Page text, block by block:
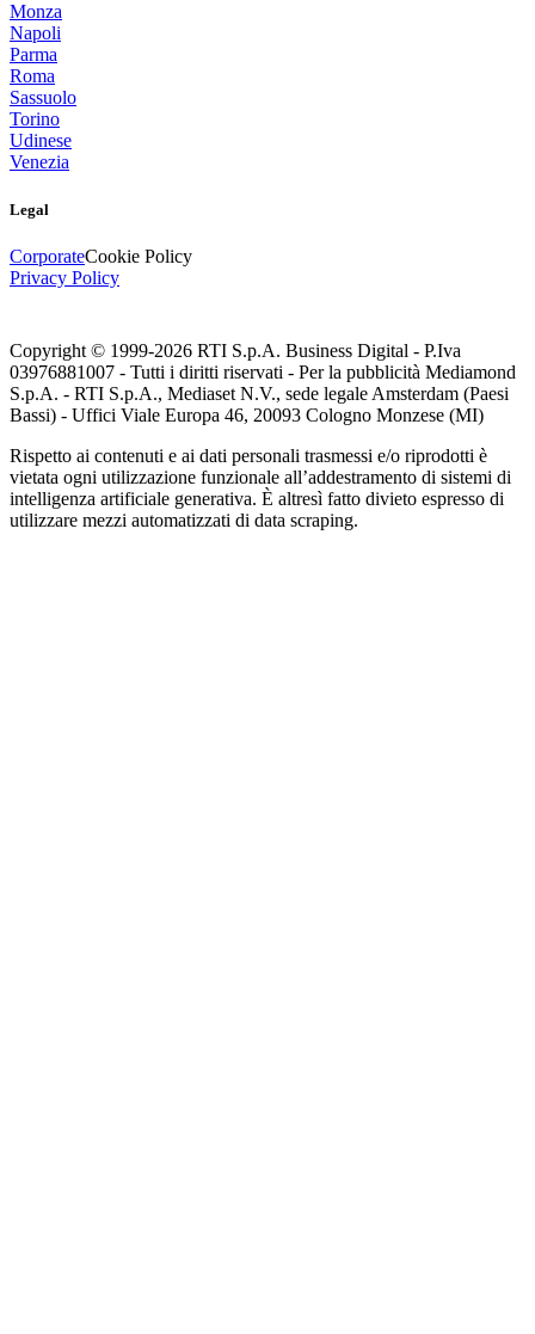
Monza
Napoli
Parma
Roma
Sassuolo
Torino
Udinese
Venezia
Legal
CorporateCookie Policy
Privacy Policy
Copyright © 1999-2026 RTI S.p.A. Business Digital - P.Iva
03976881007 - Tutti i diritti riservati - Per la pubblicità Mediamond
S.p.A. - RTI S.p.A., Mediaset N.V., sede legale Amsterdam (Paesi
Bassi) - Uffici Viale Europa 46, 20093 Cologno Monzese (MI)
Rispetto ai contenuti e ai dati personali trasmessi e/o riprodotti è
vietata ogni utilizzazione funzionale all’addestramento di sistemi di
intelligenza artificiale generativa. È altresì fatto divieto espresso di
utilizzare mezzi automatizzati di data scraping.